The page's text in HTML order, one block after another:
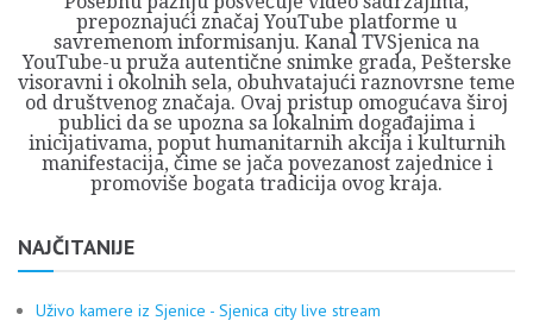
prepoznajući značaj YouTube platforme u
savremenom informisanju. Kanal TVSjenica na
YouTube-u pruža autentične snimke grada, Pešterske
visoravni i okolnih sela, obuhvatajući raznovrsne teme
od društvenog značaja. Ovaj pristup omogućava široj
publici da se upozna sa lokalnim događajima i
inicijativama, poput humanitarnih akcija i kulturnih
manifestacija, čime se jača povezanost zajednice i
promoviše bogata tradicija ovog kraja.
NAJČITANIJE
Uživo kamere iz Sjenice - Sjenica city live stream